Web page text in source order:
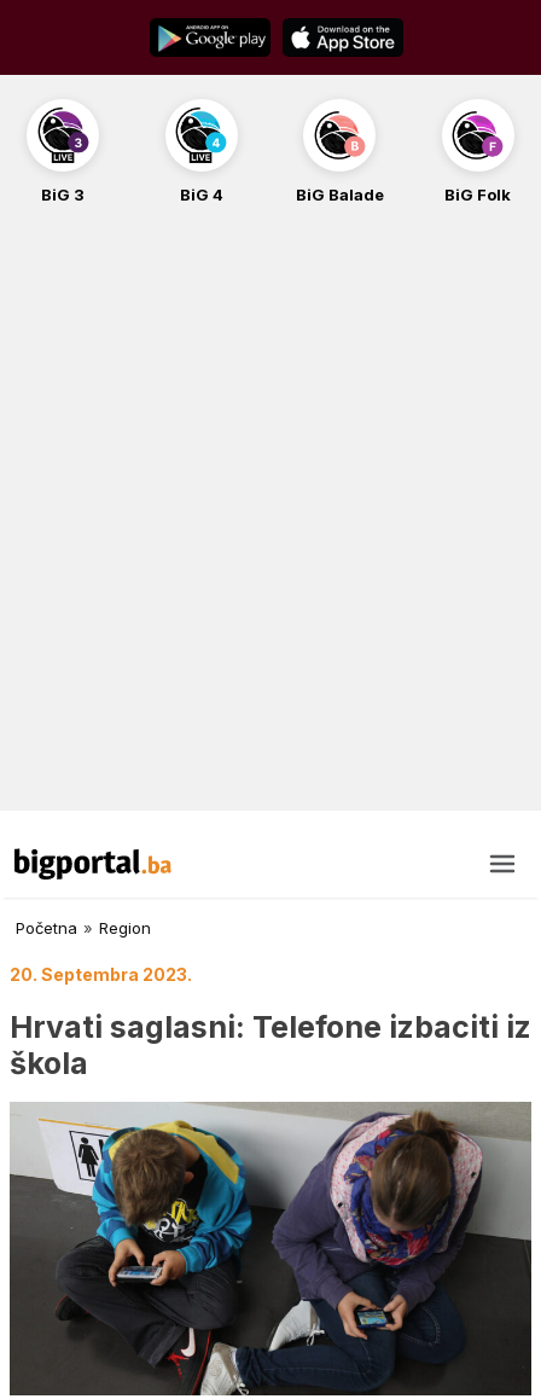
content
BiG 3 BiG 4 BiG Balade BiG Folk
Početna » Region
20. Septembra 2023.
Hrvati saglasni: Telefone izbaciti iz
škola